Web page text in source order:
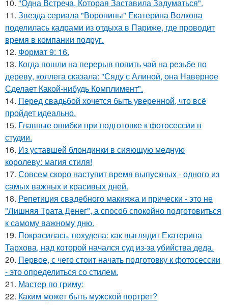
10. "Одна Встреча, Которая Заставила Задуматься".
11. Звезда сериала "Воронины" Екатерина Волкова
поделилась кадрами из отдыха в Париже, где проводит
время в компании подруг.
12. Формат 9: 16.
13. Когда пошли на перерыв попить чай на резьбе по
дереву, коллега сказала: "Сяду с Алиной, она Наверное
Сделает Какой-нибудь Комплимент".
14. Перед свадьбой хочется быть уверенной, что всё
пройдет идеально.
15. Главные ошибки при подготовке к фотосессии в
студии.
16. Из уставшей блондинки в сияющую медную
королеву: магия стиля!
17. Совсем скоро наступит время выпускных - одного из
самых важных и красивых дней.
18. Репетиция свадебного макияжа и прически - это не
"Лишняя Трата Денег", а способ спокойно подготовиться
к самому важному дню.
19. Покрасилась, похудела: как выглядит Екатерина
Тархова, над которой начался суд из-за убийства деда.
20. Первое, с чего стоит начать подготовку к фотосессии
- это определиться со стилем.
21. Мастер по гриму:
22. Каким может быть мужской портрет?